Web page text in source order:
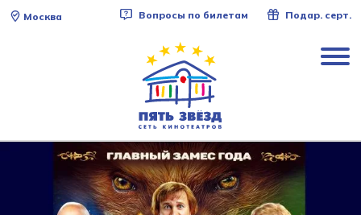
Москва Вопросы по билетам Подар. серт.